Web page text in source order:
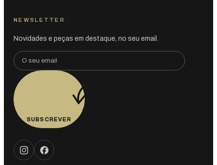
NEWSLETTER
Novidades e peças em destaque, no seu email.
SUBSCREVER